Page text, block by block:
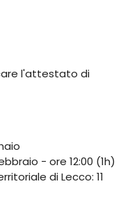
l'attestato di
- ore 12:00 (1h)
di Lecco: 11